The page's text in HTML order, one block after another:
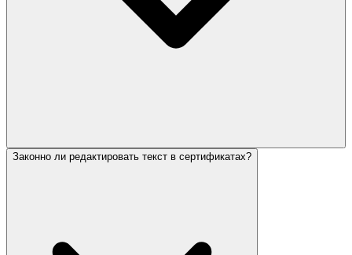
Законно ли редактировать текст в сертификатах?